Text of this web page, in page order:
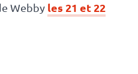
Webby les 21 et 22